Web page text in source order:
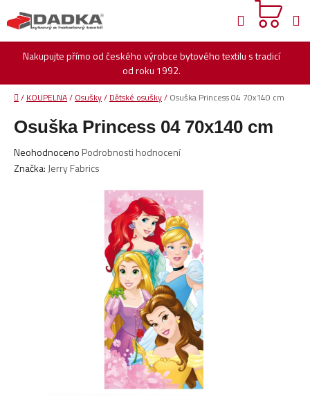
na
obsah
Nakupujte přímo od českého výrobce bytového textilu s tradicí
od roku 1992.
Hledat
Domů
/ KOUPELNA/ Osušky/ Dětské osušky/ Osuška Princess 04 70x140 cm
Osuška Princess 04 70x140 cm
Průměrné
hodnocení
Neohodnoceno Podrobnosti hodnocení
Značka: Jerry Fabrics